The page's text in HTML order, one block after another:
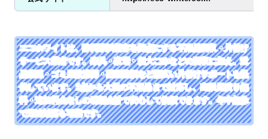
エコホワイトは、静岡県浜松市を拠点にする不用品回収・片付け
サービス業者です。家具・家電・粗大ごみなどの回収に加え、遺
品整理・ゴミ屋敷清掃・整理整頓など幅広い片付けサポートを提
供しています。1点から大量の不用品まで対応し、出張見積り無
料・追加料金なしの明朗会計で安心して依頼できます。年中無休
で迅速対応も可能です。